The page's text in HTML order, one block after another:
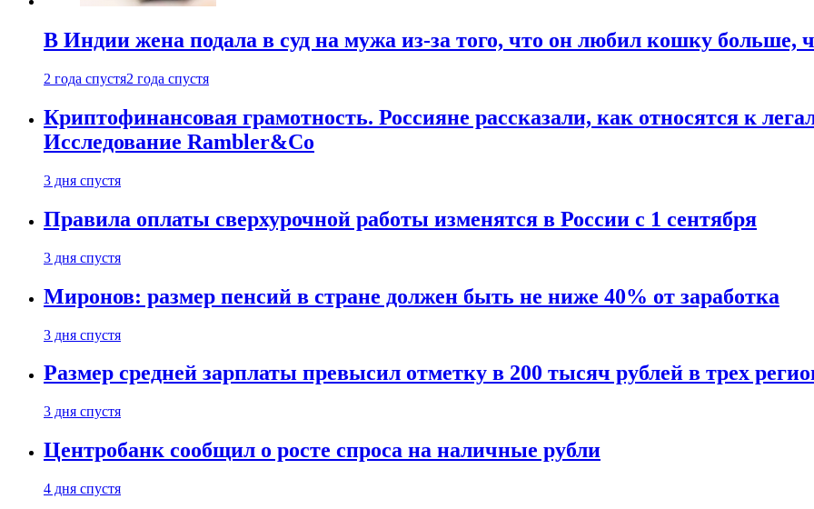
В Индии жена подала в суд на мужа из-за того, что он любил кошку больше,
2 года спустя2 года спустя
Криптофинансовая грамотность. Россияне рассказали, как относятся к
Исследование Rambler&Co
3 дня спустя
Правила оплаты сверхурочной работы изменятся в России с 1 сентября
3 дня спустя
Миронов: размер пенсий в стране должен быть не ниже 40% от заработка
3 дня спустя
Размер средней зарплаты превысил отметку в 200 тысяч рублей в трех
3 дня спустя
Центробанк сообщил о росте спроса на наличные рубли
4 дня спустя